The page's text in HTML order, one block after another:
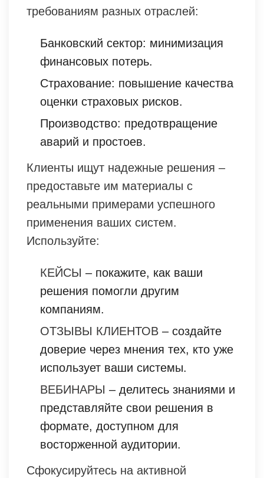
требованиям разных отраслей:
Банковский сектор: минимизация
финансовых потерь.
Страхование: повышение качества
оценки страховых рисков.
Производство: предотвращение
аварий и простоев.
Клиенты ищут надежные решения –
предоставьте им материалы с
реальными примерами успешного
применения ваших систем.
Используйте:
КЕЙСЫ – покажите, как ваши
решения помогли другим
компаниям.
ОТЗЫВЫ КЛИЕНТОВ – создайте
доверие через мнения тех, кто уже
использует ваши системы.
ВЕБИНАРЫ – делитесь знаниями и
представляйте свои решения в
формате, доступном для
восторженной аудитории.
Сфокусируйтесь на активной